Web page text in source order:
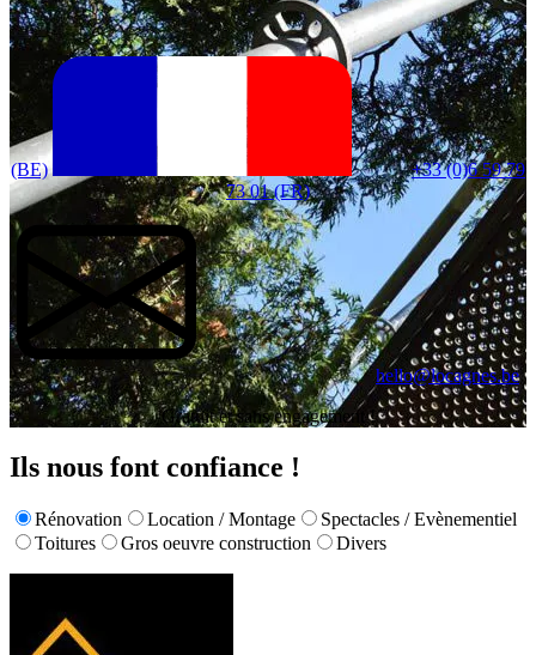
(BE)
+33 (0)6 59 79
73 01 (FR)
hello@locagnes.be
Gratuit et sans engagement !
Ils nous font confiance !
Rénovation Location / Montage
Spectacles / Evènementiel
Toitures
Gros oeuvre construction Divers